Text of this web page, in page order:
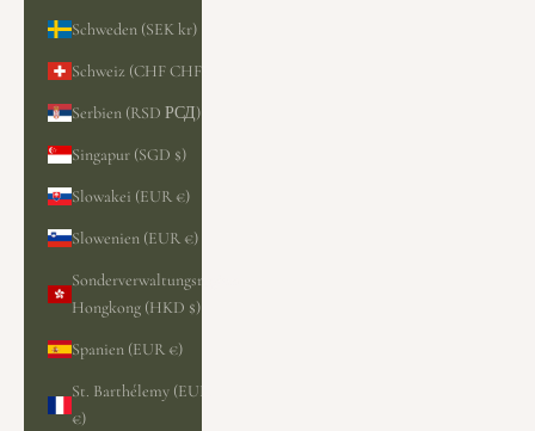
Schweden (SEK kr)
Schweiz (CHF CHF)
Serbien (RSD РСД)
Singapur (SGD $)
Slowakei (EUR €)
Slowenien (EUR €)
Sonderverwaltungsregion
Hongkong (HKD $)
Spanien (EUR €)
St. Barthélemy (EUR
€)